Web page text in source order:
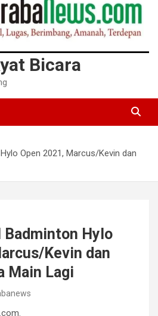
Bicara
Open 2021, Marcus/Kevin dan
Badminton Hylo
Kevin dan
Main Lagi